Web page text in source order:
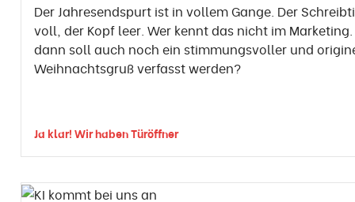
Der Jahresendspurt ist in vollem Gange. Der
voll, der Kopf leer. Wer kennt das nicht im
dann soll auch noch ein stimmungsvoller und
Weihnachtsgruß verfasst werden?
Ja klar! Wir haben Türöffner